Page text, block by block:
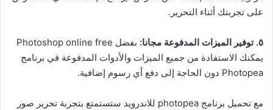
على تجربتك أثناء التحرير.
٥. توفير الميزات المدفوعة مجانا:
بفضل Photoshop online free
يمكنك الاستفادة من جميع الميزات والأدوات المدفوعة في برنامج
Photopea دون الحاجة إلى دفع أي رسوم إضافية.
مع تحميل برنامج photopea للاندرويد ستستمتع بتجربة تحرير صور